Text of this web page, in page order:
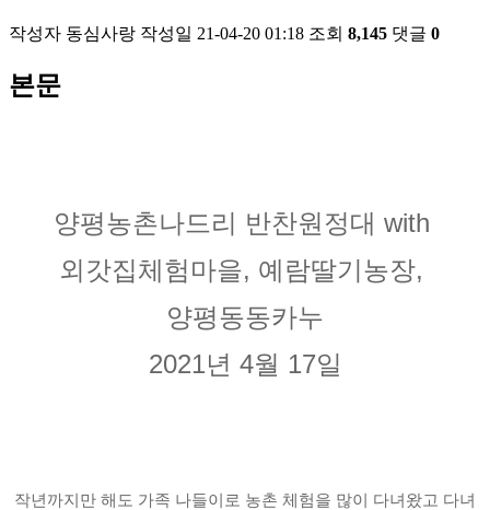
작성자 동심사랑 작성일 21-04-20 01:18 조회 8,145 댓글 0
본문
양평농촌나드리 반찬원정대 with
외갓집체험마을, 예람딸기농장,
양평동동카누
2021년 4월 17일
작년까지만 해도 가족 나들이로 농촌 체험을 많이 다녀왔고 다녀